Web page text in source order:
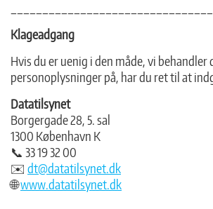
Klageadgang
Hvis du er uenig i den måde, vi behandler
personoplysninger på, har du ret til at
Datatilsynet
Borgergade 28, 5. sal
1300 København K
📞 33 19 32 00
✉️ dt@datatilsynet.dk
🌐www.datatilsynet.dk